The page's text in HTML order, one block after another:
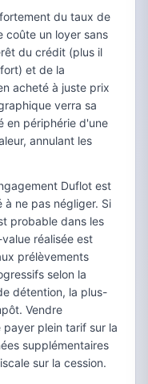
du taux de
coûte un loyer sans
du crédit (plus il
et de la
acheté à juste prix
verra sa
en périphérie d'une
annulant les
Duflot est
ne pas négliger. Si
probable dans les
réalisée est
prélèvements
selon la
détention, la plus-
Vendre
plein tarif sur la
supplémentaires
sur la cession.